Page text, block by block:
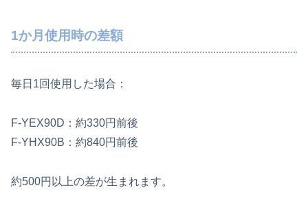
1か月使用時の差額
毎日1回使用した場合：
F‑YEX90D：約330円前後
F‑YHX90B：約840円前後
約500円以上の差が生まれます。